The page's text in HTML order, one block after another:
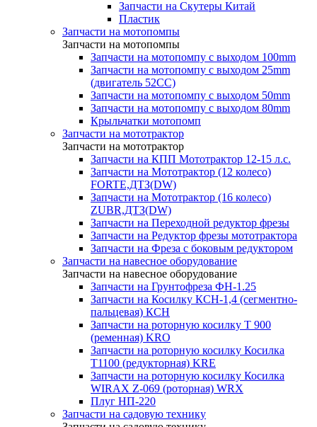
Запчасти на Скутеры Китай
Пластик
Запчасти на мотопомпы
Запчасти на мотопомпы
Запчасти на мотопомпу с выходом 100mm
Запчасти на мотопомпу с выходом 25mm
(двигатель 52CC)
Запчасти на мотопомпу с выходом 50mm
Запчасти на мотопомпу с выходом 80mm
Крыльчатки мотопомп
Запчасти на мототрактор
Запчасти на мототрактор
Запчасти на КПП Мототрактор 12-15 л.с.
Запчасти на Мототрактор (12 колесо)
FORTE,ДТЗ(DW)
Запчасти на Мототрактор (16 колесо)
ZUBR,ДТЗ(DW)
Запчасти на Переходной редуктор фрезы
Запчасти на Редуктор фрезы мототрактора
Запчасти на Фреза с боковым редуктором
Запчасти на навесное оборудование
Запчасти на навесное оборудование
Запчасти на Грунтофреза ФН-1.25
Запчасти на Косилку КСН-1,4 (сегментно-
пальцевая) КСН
Запчасти на роторную косилку T 900
(ременная) KRO
Запчасти на роторную косилку Косилка
T1100 (редукторная) KRE
Запчасти на роторную косилку Косилка
WIRAX Z-069 (роторная) WRX
Плуг НП-220
Запчасти на садовую технику